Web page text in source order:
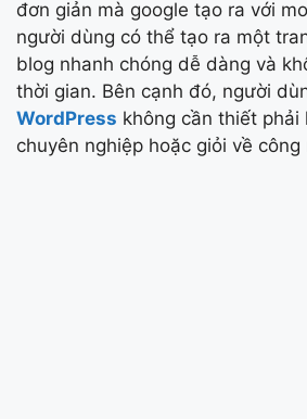
đơn giản mà google tạo ra với
người dùng có thể tạo ra một
blog nhanh chóng dễ dàng và
thời gian. Bên cạnh đó, người
WordPress không cần thiết phải
chuyên nghiệp hoặc giỏi về công